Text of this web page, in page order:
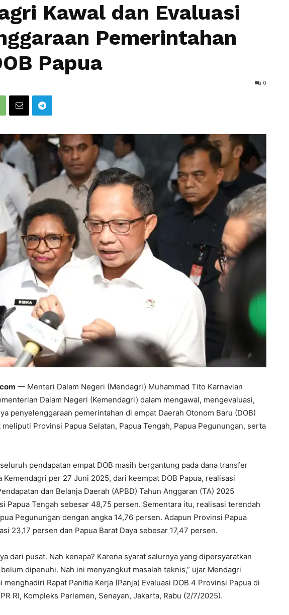
Kawal dan Evaluasi
Pemerintahan
Papua
0
— Menteri Dalam Negeri (Mendagri) Muhammad Tito Karnavian
Dalam Negeri (Kemendagri) dalam mengawal, mengevaluasi,
penyelenggaraan pemerintahan di empat Daerah Otonom Baru (DOB)
Provinsi Papua Selatan, Papua Tengah, Papua Pegunungan, serta
pendapatan empat DOB masih bergantung pada dana transfer
Kemendagri per 27 Juni 2025, dari keempat DOB Papua, realisasi
dan Belanja Daerah (APBD) Tahun Anggaran (TA) 2025
Papua Tengah sebesar 48,75 persen. Sementara itu, realisasi terendah
Pegunungan dengan angka 14,76 persen. Adapun Provinsi Papua
23,17 persen dan Papua Barat Daya sebesar 17,47 persen.
dari pusat. Nah kenapa? Karena syarat salurnya yang dipersyaratkan
dipenuhi. Nah ini menyangkut masalah teknis,” ujar Mendagri
menghadiri Rapat Panitia Kerja (Panja) Evaluasi DOB 4 Provinsi Papua di
RI, Kompleks Parlemen, Senayan, Jakarta, Rabu (2/7/2025).